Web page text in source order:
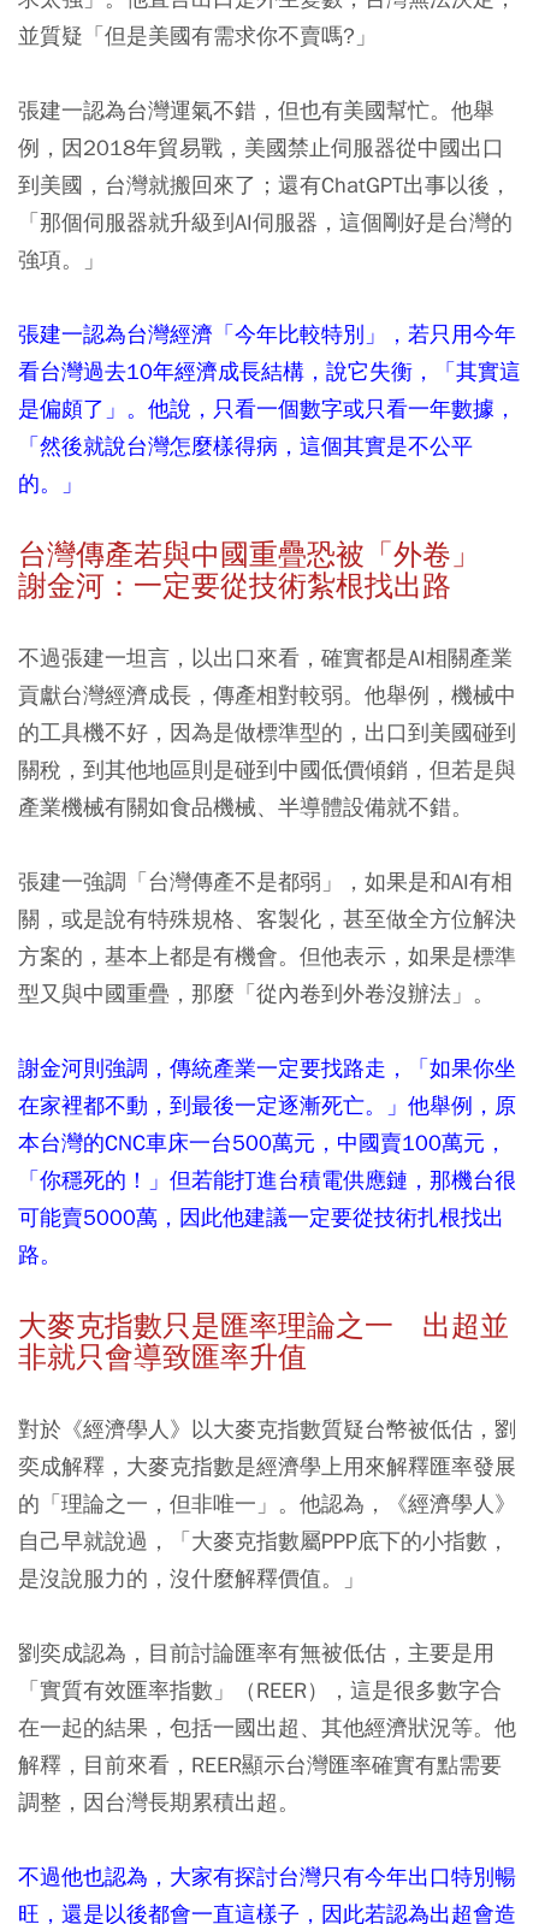
並質疑「但是美國有需求你不賣嗎?」
張建一認為台灣運氣不錯，但也有美國幫忙。他舉
例，因2018年貿易戰，美國禁止伺服器從中國出口
到美國，台灣就搬回來了；還有ChatGPT出事以後，
「那個伺服器就升級到AI伺服器，這個剛好是台灣的
強項。」
張建一認為台灣經濟「今年比較特別」，若只用今年
看台灣過去10年經濟成長結構，說它失衡，「其實這
是偏頗了」。他說，只看一個數字或只看一年數據，
「然後就說台灣怎麼樣得病，這個其實是不公平
的。」
台灣傳產若與中國重疊恐被「外卷」
謝金河：一定要從技術紮根找出路
不過張建一坦言，以出口來看，確實都是AI相關產業
貢獻台灣經濟成長，傳產相對較弱。他舉例，機械中
的工具機不好，因為是做標準型的，出口到美國碰到
關稅，到其他地區則是碰到中國低價傾銷，但若是與
產業機械有關如食品機械、半導體設備就不錯。
張建一強調「台灣傳產不是都弱」，如果是和AI有相
關，或是說有特殊規格、客製化，甚至做全方位解決
方案的，基本上都是有機會。但他表示，如果是標準
型又與中國重疊，那麼「從內卷到外卷沒辦法」。
謝金河則強調，傳統產業一定要找路走，「如果你坐
在家裡都不動，到最後一定逐漸死亡。」他舉例，原
本台灣的CNC車床一台500萬元，中國賣100萬元，
「你穩死的！」但若能打進台積電供應鏈，那機台很
可能賣5000萬，因此他建議一定要從技術扎根找出
路。
大麥克指數只是匯率理論之一 出超並
非就只會導致匯率升值
對於《經濟學人》以大麥克指數質疑台幣被低估，劉
奕成解釋，大麥克指數是經濟學上用來解釋匯率發展
的「理論之一，但非唯一」。他認為，《經濟學人》
自己早就說過，「大麥克指數屬PPP底下的小指數，
是沒說服力的，沒什麼解釋價值。」
劉奕成認為，目前討論匯率有無被低估，主要是用
「實質有效匯率指數」（REER），這是很多數字合
在一起的結果，包括一國出超、其他經濟狀況等。他
解釋，目前來看，REER顯示台灣匯率確實有點需要
調整，因台灣長期累積出超。
不過他也認為，大家有探討台灣只有今年出口特別暢
旺，還是以後都會一直這樣子，因此若認為出超會造